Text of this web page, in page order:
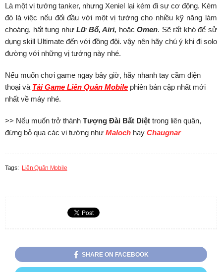
Là một vị tướng tanker, nhưng Xeniel lại kém đi sự cơ động. Kèm
đó là việc nếu đối đầu với một vị tướng cho nhiều kỹ năng làm
choáng, hất tung nhưLữ Bố, Airi, hoặcOmen. Sẽ rất khó để sử
dụng skill Ultimate đến với đồng đội. vậy nên hãy chú ý khi đi solo
đường với những vị tướng này nhé.
Nếu muốn chơi game ngay bây giờ, hãy nhanh tay cầm điện
thoại và Tải Game Liên Quân Mobile phiên bản cập nhất mới
nhất về máy nhé.
>> Nếu muốn trở thành Tượng Đài Bất Diệt trong liên quân,
đừng bỏ qua các vị tướng như Maloch hay Chaugnar
Tags: Liên Quân Mobile
SHARE ON FACEBOOK